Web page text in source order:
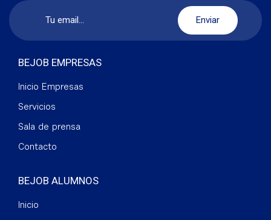
BEJOB EMPRESAS
Inicio Empresas
Servicios
Sala de prensa
Contacto
BEJOB ALUMNOS
Inicio